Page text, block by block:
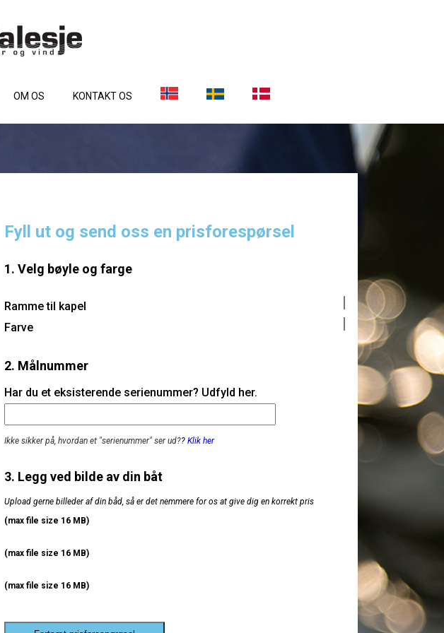
OM OS KONTAKT OS
Fyll ut og send oss en prisforespørsel
1. Velg bøyle og farge
Ramme til kapel
Farve
2. Målnummer
Har du et eksisterende serienummer? Udfyld her.
Ikke sikker på, hvordan et "serienummer" ser ud?? Klik her
3. Legg ved bilde av din båt
Upload gerne billeder af din båd, så er det nemmere for os at give dig en korrekt pris
(max file size 16 MB)
(max file size 16 MB)
(max file size 16 MB)